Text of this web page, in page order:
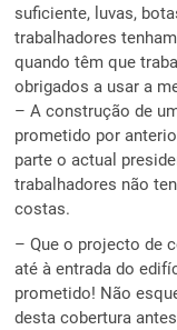
suficiente, luvas,
trabalhadores
quando têm que
obrigados a usar a
– A construção de
prometido por
parte o actual
trabalhadores não
costas.
– Que o projecto de
até à entrada do
prometido! Não
desta cobertura